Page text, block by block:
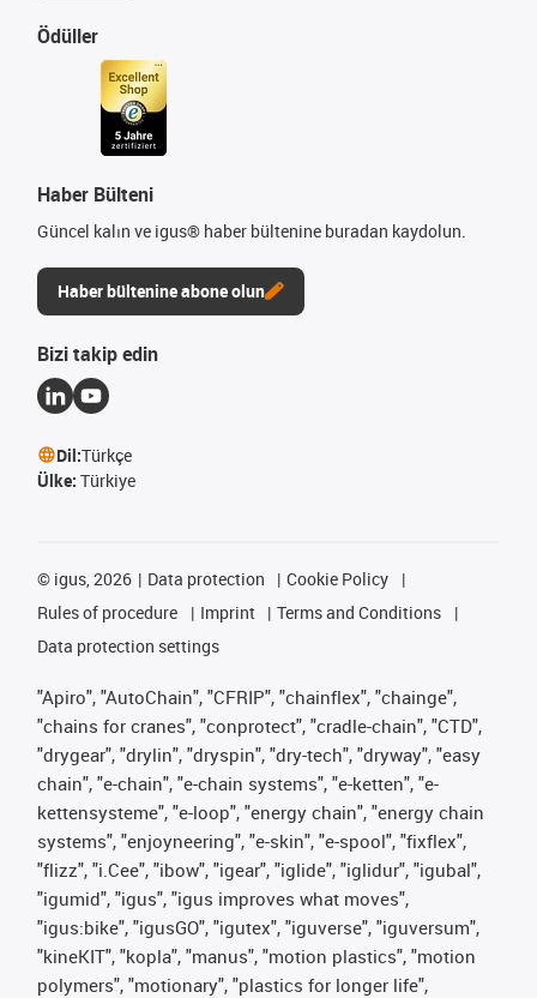
Ödüller
Haber Bülteni
Güncel kalın ve igus® haber bültenine buradan kaydolun.
Haber bültenine abone olun
Bizi takip edin
Dil:Türkçe
Ülke: Türkiye
© igus, 2026 Data protection
Cookie Policy
Rules of procedure
Imprint
Terms and Conditions
Data protection settings
"Apiro", "AutoChain", "CFRIP", "chainflex", "chainge",
"chains for cranes", "conprotect", "cradle-chain", "CTD",
"drygear", "drylin", "dryspin", "dry-tech", "dryway", "easy
chain", "e-chain", "e-chain systems", "e-ketten", "e-
kettensysteme", "e-loop", "energy chain", "energy chain
systems", "enjoyneering", "e-skin", "e-spool", "fixflex",
"flizz", "i.Cee", "ibow", "igear", "iglide", "iglidur", "igubal",
"igumid", "igus", "igus improves what moves",
"igus:bike", "igusGO", "igutex", "iguverse", "iguversum",
"kineKIT", "kopla", "manus", "motion plastics", "motion
polymers", "motionary", "plastics for longer life",